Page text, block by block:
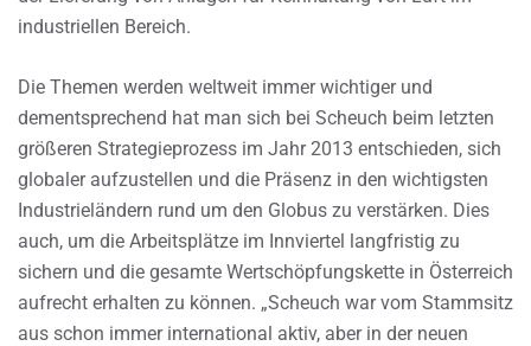
industriellen Bereich.
Die Themen werden weltweit immer wichtiger und
dementsprechend hat man sich bei Scheuch beim letzten
größeren Strategieprozess im Jahr 2013 entschieden, sich
globaler aufzustellen und die Präsenz in den wichtigsten
Industrieländern rund um den Globus zu verstärken. Dies
auch, um die Arbeitsplätze im Innviertel langfristig zu
sichern und die gesamte Wertschöpfungskette in Österreich
aufrecht erhalten zu können. „Scheuch war vom Stammsitz
aus schon immer international aktiv, aber in der neuen